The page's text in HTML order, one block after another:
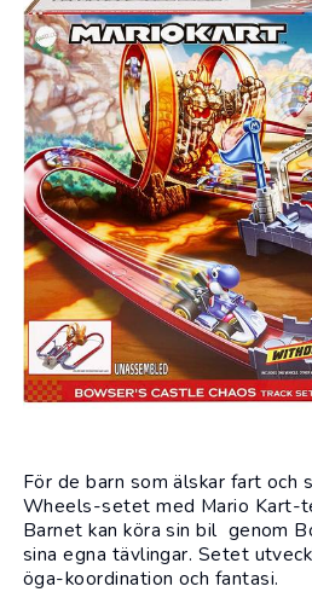
För de barn som älskar fart och
Wheels-setet med Mario Kart-
Barnet kan köra sin bil genom
sina egna tävlingar. Setet
öga-koordination och fantasi.